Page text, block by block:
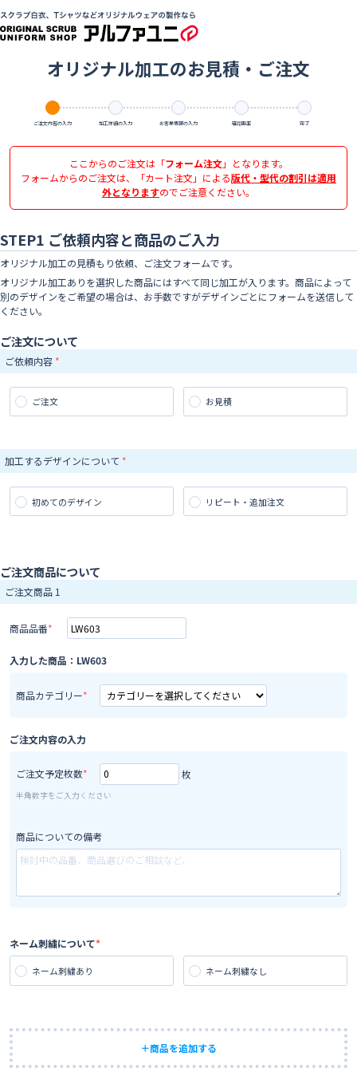
オリジナル加工のお見積・ご注文
ご注文内容の入力 加工詳細の入力 お客様情報の入力 確認画面 完了
ここからのご注文は「フォーム注文」となります。
フォームからのご注文は、「カート注文」による版代・型代の割引は適用
外となりますのでご注意ください。
STEP1 ご依頼内容と商品のご入力
オリジナル加工の見積もり依頼、ご注文フォームです。
オリジナル加工ありを選択した商品にはすべて同じ加工が入ります。商品によって
別のデザインをご希望の場合は、お手数ですがデザインごとにフォームを送信して
ください。
ご注文について
ご依頼内容
ご注文 お見積
加工するデザインについて
初めてのデザイン リピート・追加注文
ご注文商品について
ご注文商品 1
商品品番
入力した商品：LW603
商品カテゴリー
ご注文内容の入力
ご注文予定枚数 枚
半角数字をご入力ください
商品についての備考
ネーム刺繍について
ネーム刺繍あり ネーム刺繍なし
＋商品を追加する